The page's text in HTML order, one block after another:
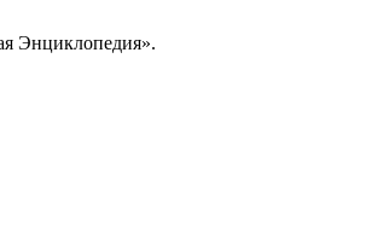
Энциклопедия».